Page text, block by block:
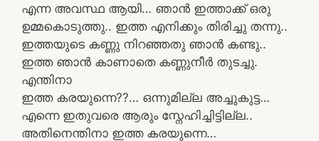
എന്ന അവസ്ഥ ആയി… ഞാൻ ഇത്താക്ക് ഒരു
ഉമ്മകൊടുത്തു.. ഇത്ത എനിക്കും തിരിച്ചു തന്നു..
ഇത്തയുടെ കണ്ണു നിറഞ്ഞതു ഞാൻ കണ്ടു..
ഇത്ത ഞാൻ കാണാതെ കണ്ണുനീർ തുടച്ചു.
എന്തിനാ
ഇത്ത കരയുന്നെ??… ഒന്നുമില്ല അച്ചുകുട്ട…
എന്നെ ഇതുവരെ ആരും സ്നേഹിച്ചിട്ടില്ല..
അതിനെന്തിനാ ഇത്ത കരയുന്നെ…